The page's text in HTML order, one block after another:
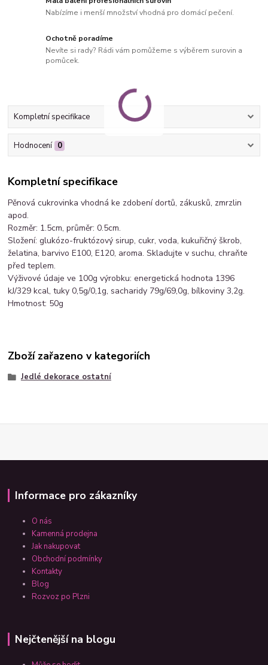
Nabízíme i menší množství vhodná pro domácí pečení.
Ochotně poradíme
Nevíte si rady? Rádi vám pomůžeme s výběrem surovin a
pomůcek.
Kompletní specifikace
Hodnocení 0
Kompletní specifikace
Pěnová cukrovinka vhodná ke zdobení dortů, zákusků, zmrzlin
apod.
Rozměr: 1.5cm, průměr: 0.5cm.
Složení: glukózo-fruktózový sirup, cukr, voda, kukuřičný škrob,
želatina, barvivo E100, E120, aroma. Skladujte v suchu, chraňte
před teplem.
Výživové údaje ve 100g výrobku: energetická hodnota 1396
kJ/329 kcal, tuky 0,5g/0,1g, sacharidy 79g/69,0g, bílkoviny 3,2g.
Hmotnost: 50g
Zboží zařazeno v kategoriích
Jedlé dekorace ostatní
Informace pro zákazníky
O nás
Kamenná prodejna
Jak nakupovat
Obchodní podmínky
Kontakty
Blog
Rozvoz po Plzni
Nejčtenější na blogu